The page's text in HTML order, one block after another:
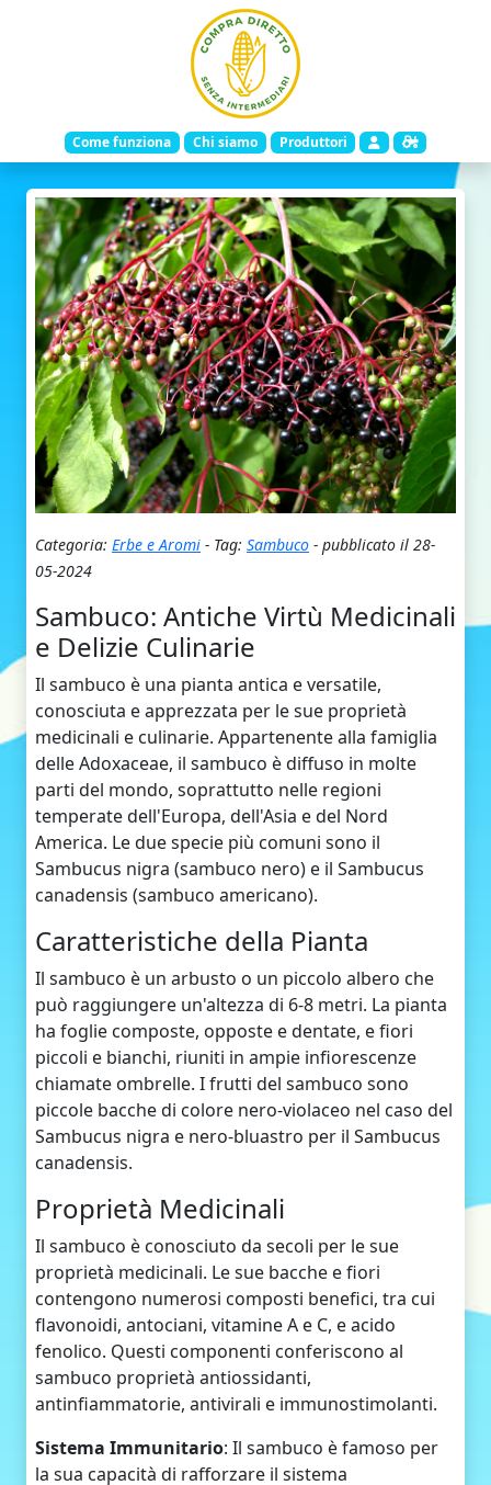
Come funziona Chi siamo Produttori
Categoria: Erbe e Aromi - Tag: Sambuco - pubblicato il 28-
05-2024
Sambuco: Antiche Virtù Medicinali
e Delizie Culinarie
Il sambuco è una pianta antica e versatile,
conosciuta e apprezzata per le sue proprietà
medicinali e culinarie. Appartenente alla famiglia
delle Adoxaceae, il sambuco è diffuso in molte
parti del mondo, soprattutto nelle regioni
temperate dell'Europa, dell'Asia e del Nord
America. Le due specie più comuni sono il
Sambucus nigra (sambuco nero) e il Sambucus
canadensis (sambuco americano).
Caratteristiche della Pianta
Il sambuco è un arbusto o un piccolo albero che
può raggiungere un'altezza di 6-8 metri. La pianta
ha foglie composte, opposte e dentate, e fiori
piccoli e bianchi, riuniti in ampie infiorescenze
chiamate ombrelle. I frutti del sambuco sono
piccole bacche di colore nero-violaceo nel caso del
Sambucus nigra e nero-bluastro per il Sambucus
canadensis.
Proprietà Medicinali
Il sambuco è conosciuto da secoli per le sue
proprietà medicinali. Le sue bacche e fiori
contengono numerosi composti benefici, tra cui
flavonoidi, antociani, vitamine A e C, e acido
fenolico. Questi componenti conferiscono al
sambuco proprietà antiossidanti,
antinfiammatorie, antivirali e immunostimolanti.
Sistema Immunitario: Il sambuco è famoso per
la sua capacità di rafforzare il sistema